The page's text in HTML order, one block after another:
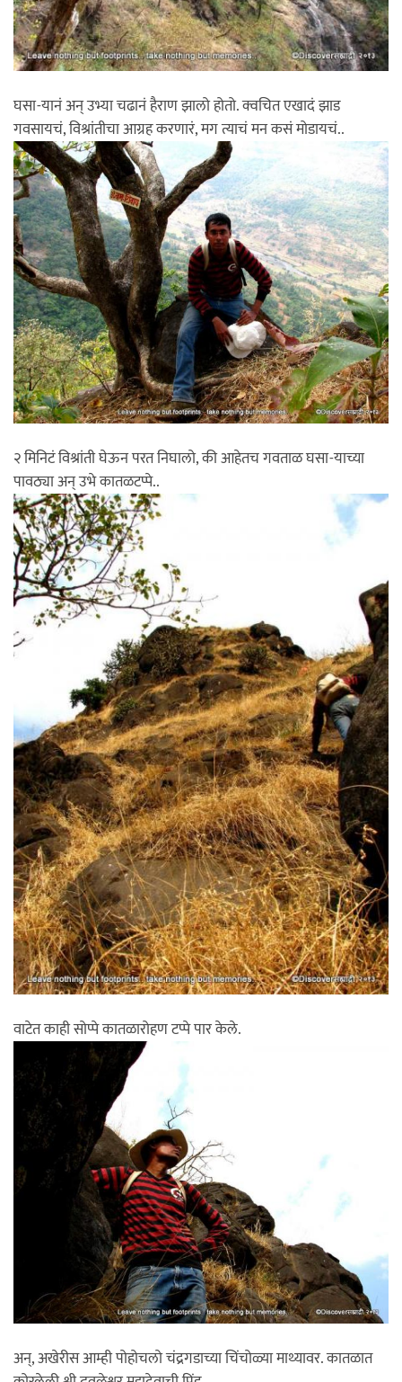
घसा-यानं अन् उभ्या चढानं हैराण झालो होतो. क्वचित एखादं झाड
गवसायचं, विश्रांतीचा आग्रह करणारं, मग त्याचं मन कसं मोडायचं..
२ मिनिटं विश्रांती घेऊन परत निघालो, की आहेतच गवताळ घसा-याच्या
पावठ्या अन् उभे कातळटप्पे..
वाटेत काही सोप्पे कातळारोहण टप्पे पार केले.
अन्, अखेरीस आम्ही पोहोचलो चंद्रगडाच्या चिंचोळ्या माथ्यावर. कातळात